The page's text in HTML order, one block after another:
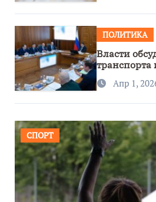
ПОЛИТИКА
Власти
транспорта
региона
Апр 1,
СПОРТ